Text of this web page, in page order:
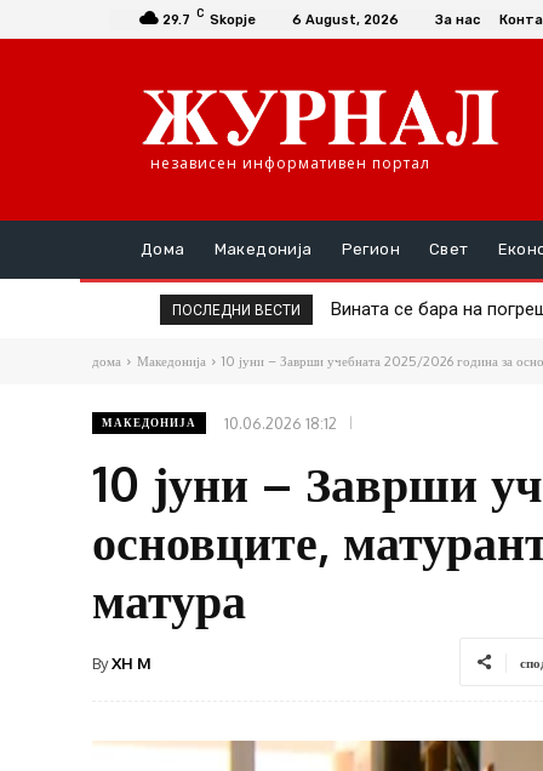
29.7 C Skopje 6 August, 2026 За нас
независен информативен портал
Дома Македонија Регион Свет
ПОСЛЕДНИ ВЕСТИ Вината се бара на
Дел од онколошката
дома Македонија 10 јуни – Заврши учебната 2025/2026 година за
МАКЕДОНИЈА 10.06.2026 18:12
10 јуни – Заврши
основците,
матура
ByXH M